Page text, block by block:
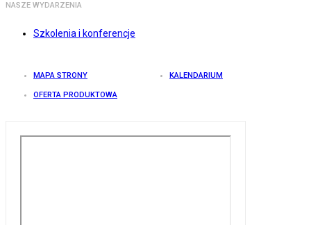
NASZE WYDARZENIA
Szkolenia i konferencje
MAPA STRONY KALENDARIUM
OFERTA PRODUKTOWA